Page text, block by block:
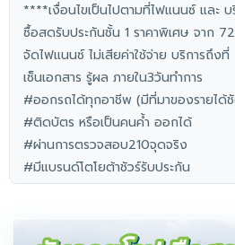
****เงื่อนไขเป็นไปตามที่ไฟแนนซ์ และ
ซื้อสดรับประกันชั้น 1 ราคาพิเศษ จาก
จัดไฟแนนซ์ ไม่เสียค่าใช้จ่าย บริการถึงที่
เซ็นเอกสาร รู้ผล ภายใน3วันทำการ
#ออกรถได้ทุกอาชีพ (มีที่มาของรายได้
#ติดบัตร หรือเป็นคนค้ำ ออกได้
#ผ่านการตรวจสอบ210จุดจริง
#มีแบรนด์โตโยต้าชัวร์รับประกัน